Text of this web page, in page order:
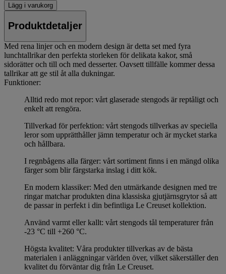
Lägg i varukorg
Produktdetaljer
Med rena linjer och en modern design är detta set med fyra
lunchtallrikar den perfekta storleken för delikata kakor, små
sidorätter och till och med desserter. Oavsett tillfälle kommer dessa
tallrikar att ge stil åt alla dukningar.
Funktioner:
Alltid redo mot repor: vårt glaserade stengods är reptåligt och
enkelt att rengöra.
Tillverkad för perfektion: vårt stengods tillverkas av speciella
leror som upprätthåller jämn temperatur och är mycket starka
och hållbara.
I regnbågens alla färger: vårt sortiment finns i en mängd olika
färger som blir färgstarka inslag i ditt kök.
En modern klassiker: Med den utmärkande designen med tre
ringar matchar produkten dina klassiska gjutjärnsgrytor så att
de passar in perfekt i din befintliga Le Creuset kollektion.
Använd varmt eller kallt: vårt stengods tål temperaturer från
-23 °C till +260 °C.
Högsta kvalitet: Våra produkter tillverkas av de bästa
materialen i anläggningar världen över, vilket säkerställer den
kvalitet du förväntar dig från Le Creuset.